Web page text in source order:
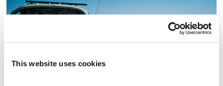
This website uses cookies